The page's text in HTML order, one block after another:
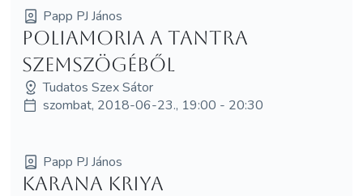
Papp PJ János
Poliamoria a tantra
szemszögéből
Tudatos Szex Sátor
szombat, 2018-06-23., 19:00 - 20:30
Papp PJ János
Karana Kriya